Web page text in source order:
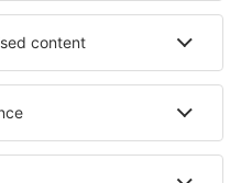
Hoteluri în Trodica
le-Sec